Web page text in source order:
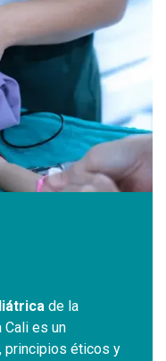
de la
Cali es un
principios éticos y